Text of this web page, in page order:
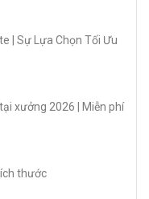
| Sự Lựa Chọn Tối Ưu
xưởng 2026 | Miễn phí
thước